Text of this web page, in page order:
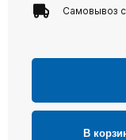
Самовывоз
В